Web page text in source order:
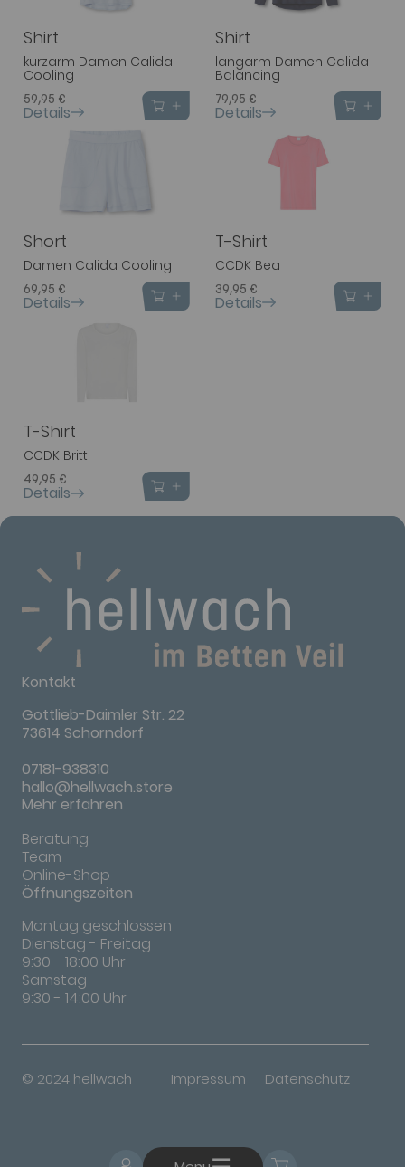
Shirt
kurzarm Damen Calida
Cooling
59,95 €
Details
Shirt
langarm Damen Calida
Balancing
79,95 €
Details
Short
Damen Calida Cooling
69,95 €
Details
T-Shirt
CCDK Bea
39,95 €
Details
T-Shirt
CCDK Britt
49,95 €
Details
Kontakt
Gottlieb-Daimler Str. 22
73614 Schorndorf
07181-938310
hallo@hellwach.store
Mehr erfahren
Beratung
Team
Online-Shop
Öffnungszeiten
Montag geschlossen
Dienstag - Freitag
9:30 - 18:00 Uhr
Samstag
9:30 - 14:00 Uhr
© 2024 hellwach Impressum Datenschutz